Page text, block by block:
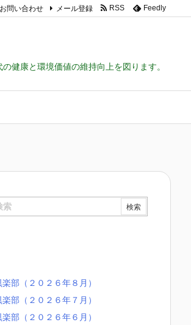
健康と環境価値の維持向上を図ります。
お問い合わせ メール登録 RSS Feedly
部（２０２６年８月）
部（２０２６年７月）
部（２０２６年６月）